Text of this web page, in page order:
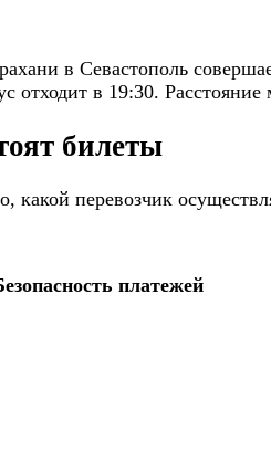
в Севастополь
отходит в 19:30.
билеты
какой перевозчик
платежей